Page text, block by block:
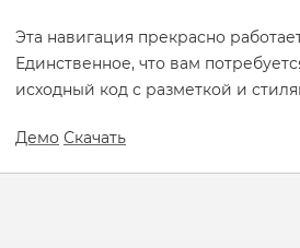
Эта навигация прекрасно
Единственное, что вам
исходный код с разметкой и
Демо Скачать